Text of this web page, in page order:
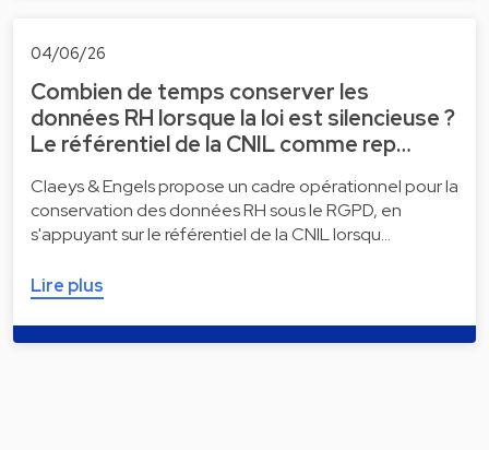
04/06/26
Combien de temps conserver les
données RH lorsque la loi est silencieuse ?
Le référentiel de la CNIL comme rep…
Claeys & Engels propose un cadre opérationnel pour la
conservation des données RH sous le RGPD, en
s'appuyant sur le référentiel de la CNIL lorsqu…
Lire plus